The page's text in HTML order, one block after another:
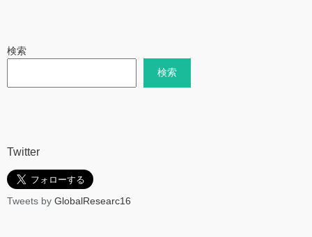
検索
検索
Twitter
Tweets by GlobalResearc16